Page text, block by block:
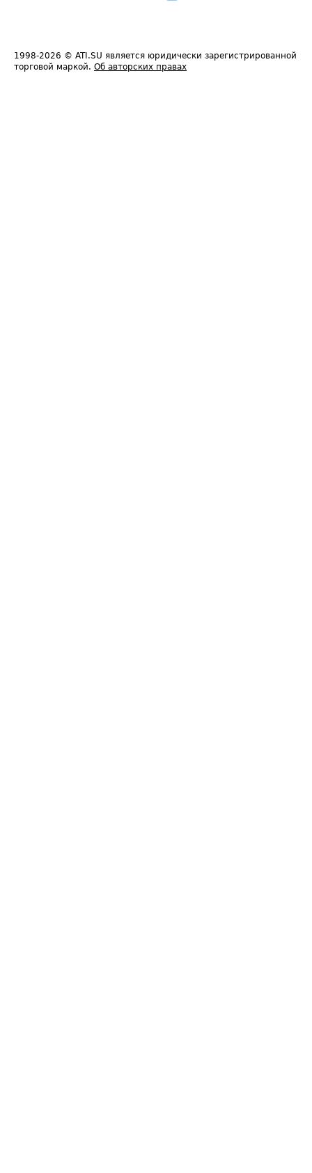
1998-2026 © ATI.SU является юридически зарегистрированной
торговой маркой. Об авторских правах